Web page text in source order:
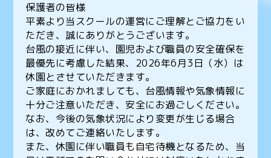
保護者の皆様
平素より当スクールの運営にご理解とご協力をい
ただき、誠にありがとうございます。
台風の接近に伴い、園児および職員の安全確保を
最優先に考慮した結果、2026年6月3日（水）は
休園とさせていただきます。
ご家庭におかれましても、台風情報や気象情報に
十分ご注意いただき、安全にお過ごしください。
なお、今後の気象状況により変更が生じる場合
は、改めてご連絡いたします。
また、休園に伴い職員も自宅待機となるため、当